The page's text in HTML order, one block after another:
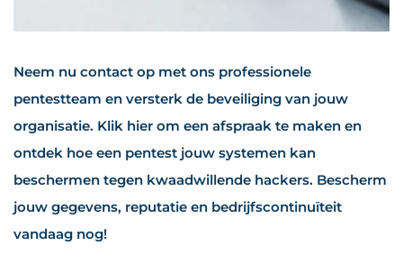
Neem nu contact op met ons professionele
pentestteam en versterk de beveiliging van jouw
organisatie. Klik hier om een afspraak te maken en
ontdek hoe een pentest jouw systemen kan
beschermen tegen kwaadwillende hackers. Bescherm
jouw gegevens, reputatie en bedrijfscontinuïteit
vandaag nog!